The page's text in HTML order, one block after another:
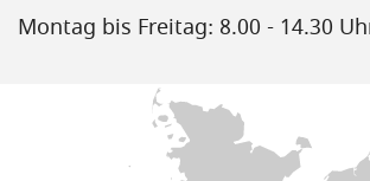
Montag bis Freitag: 8.00 - 14.30